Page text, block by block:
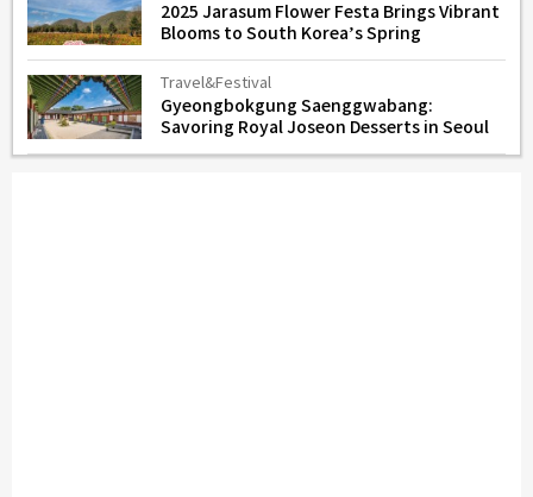
2025 Jarasum Flower Festa Brings Vibrant
Blooms to South Korea’s Spring
Travel&Festival
Gyeongbokgung Saenggwabang:
Savoring Royal Joseon Desserts in Seoul